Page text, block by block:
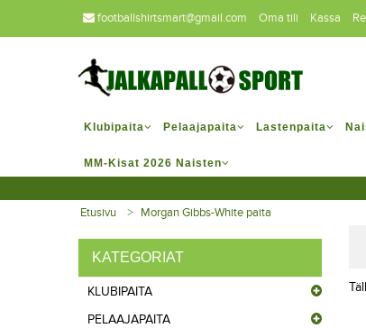
footballshirtsmart@gmail.com Oma tili Kassa
Klubipaita Pelaajapaita Lastenpaita
MM-Kisat 2026 Naisten
Etusivu Morgan Gibbs-White paita
KATEGORIAT
KLUBIPAITA
PELAAJAPAITA